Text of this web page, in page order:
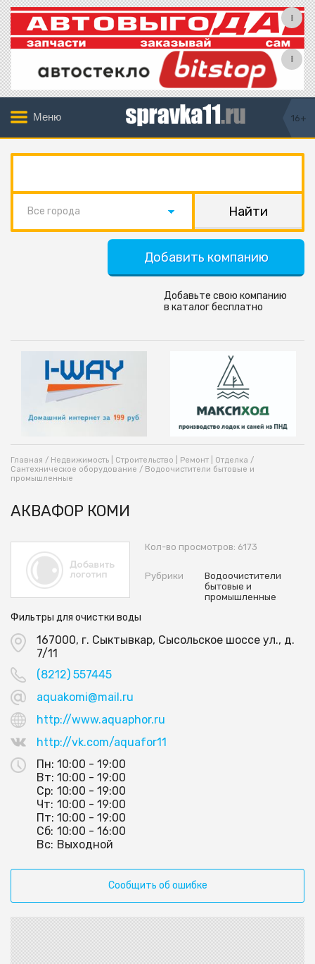
Меню 16+
Все города
Добавить компанию
Добавьте свою компанию
в каталог бесплатно
Главная / Недвижимость | Строительство | Ремонт | Отделка /
Сантехническое оборудование / Водоочистители бытовые и
промышленные
АКВАФОР КОМИ
Кол-во просмотров: 6173
Рубрики
Водоочистители
бытовые и
промышленные
Фильтры для очистки воды
167000, г. Сыктывкар, Сысольское шоссе ул., д.
7/11
(8212) 557445
aquakomi@mail.ru
http://www.aquaphor.ru
http://vk.com/aquafor11
Пн: 10:00 - 19:00
Вт: 10:00 - 19:00
Ср: 10:00 - 19:00
Чт: 10:00 - 19:00
Пт: 10:00 - 19:00
Сб: 10:00 - 16:00
Вс: Выходной
Сообщить об ошибке